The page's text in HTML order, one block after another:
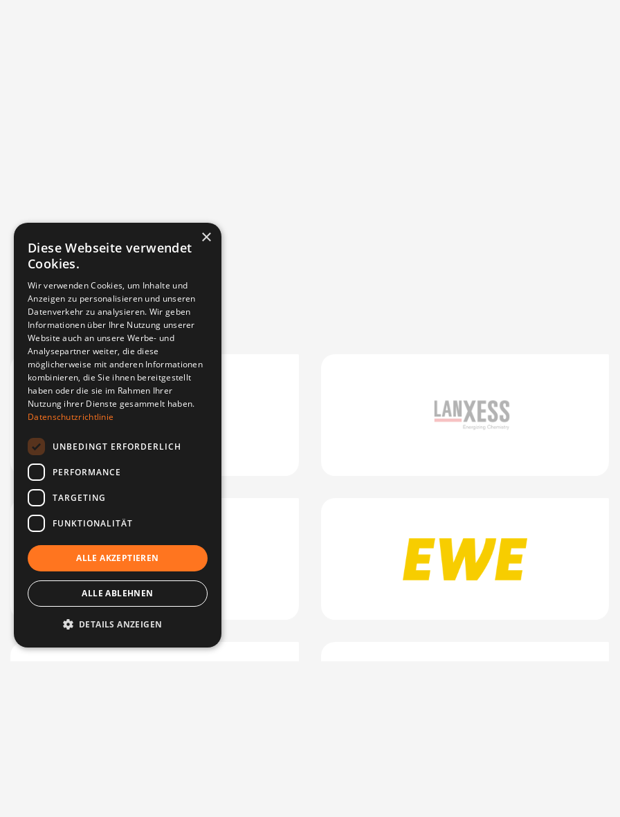
×
Diese Webseite verwendet
Cookies.
Wir verwenden Cookies, um Inhalte und
Anzeigen zu personalisieren und unseren
Datenverkehr zu analysieren. Wir geben
Informationen über Ihre Nutzung unserer
Website auch an unsere Werbe- und
Analysepartner weiter, die diese
möglicherweise mit anderen Informationen
kombinieren, die Sie ihnen bereitgestellt
haben oder die sie im Rahmen Ihrer
Nutzung ihrer Dienste gesammelt haben.
Datenschutzrichtlinie
UNBEDINGT ERFORDERLICH
PERFORMANCE
TARGETING
FUNKTIONALITÄT
ALLE AKZEPTIEREN
ALLE ABLEHNEN
DETAILS ANZEIGEN